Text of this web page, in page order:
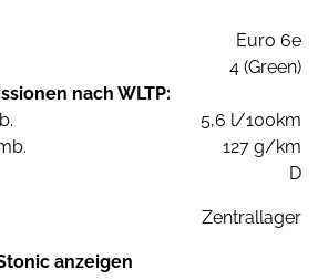
Euro 6e
4 (Green)
nach WLTP:
5,6 l/100km
127 g/km
D
Zentrallager
anzeigen